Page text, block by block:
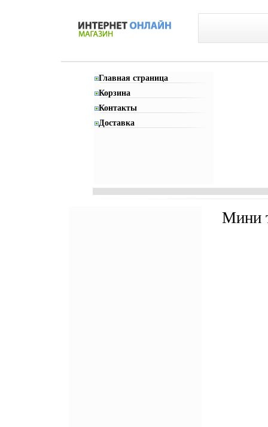
Главная страница
Корзина
Контакты
Доставка
Мини